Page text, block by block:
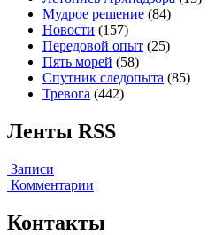
Мудрое решение (84)
Новости (157)
Передовой опыт (25)
Пять морей (58)
Спутник следопыта (85)
Тревога (442)
Ленты RSS
Записи
Комментарии
Контакты